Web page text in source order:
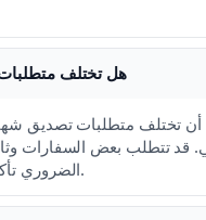
هل تختلف
أن تختلف متطلبات تصديق
قد تتطلب بعض السفارات
الضروري تأكيد المتطلبات لكل سفارة قبل التقديم.